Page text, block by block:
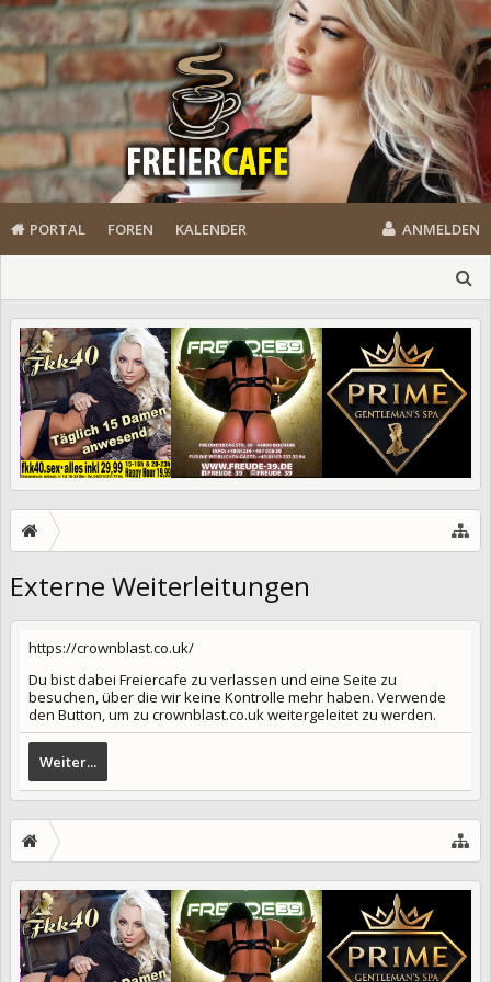
PORTAL FOREN KALENDER ANMELDEN
Externe Weiterleitungen
https://crownblast.co.uk/
Du bist dabei Freiercafe zu verlassen und eine Seite zu
besuchen, über die wir keine Kontrolle mehr haben. Verwende
den Button, um zu crownblast.co.uk weitergeleitet zu werden.
Weiter...